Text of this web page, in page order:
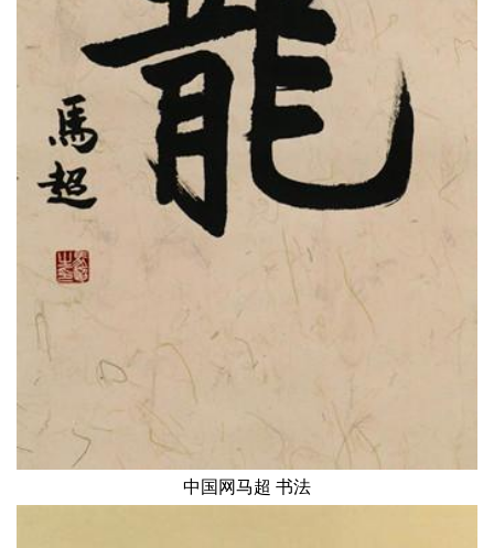
中国网马超 书法